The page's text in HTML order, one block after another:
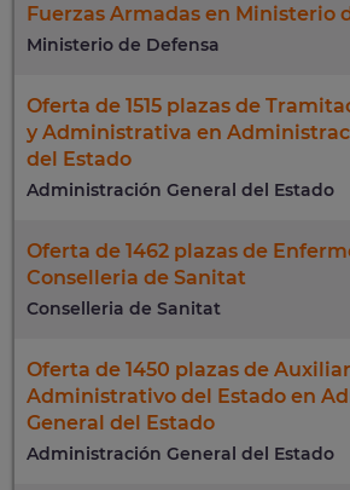
Fuerzas Armadas en Ministerio
Ministerio de Defensa
Oferta de 1515 plazas de
y Administrativa en
del Estado
Administración General del Estado
Oferta de 1462 plazas de
Conselleria de Sanitat
Conselleria de Sanitat
Oferta de 1450 plazas de Auxiliar
Administrativo del Estado en
General del Estado
Administración General del Estado